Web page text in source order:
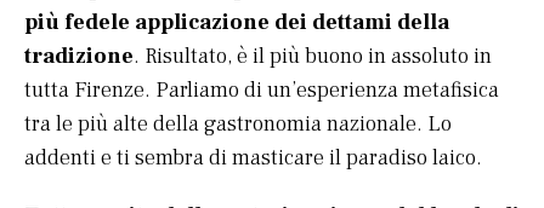
più fedele applicazione dei dettami della
tradizione. Risultato, è il più buono in assoluto in
tutta Firenze. Parliamo di un’esperienza metafisica
tra le più alte della gastronomia nazionale. Lo
addenti e ti sembra di masticare il paradiso laico.